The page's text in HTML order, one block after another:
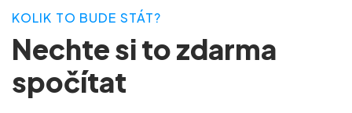
KOLIK TO BUDE STÁT?
Nechte si to zdarma
spočítat